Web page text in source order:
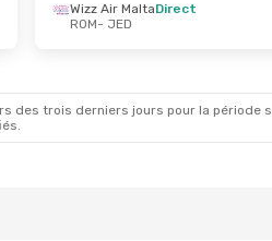
- Ven. 4 Sept.
Wizz Air MaltaDirect
ROM- JED
des trois derniers jours pour la